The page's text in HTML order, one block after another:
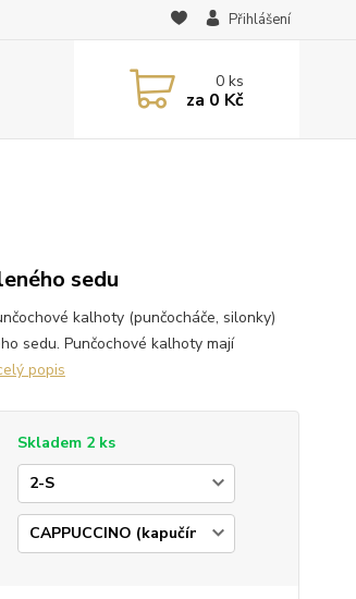
Přihlášení
0ks
za 0 Kč
sedu
kalhoty (punčocháče, silonky)
sedu. Punčochové kalhoty mají
popis
Skladem 2 ks